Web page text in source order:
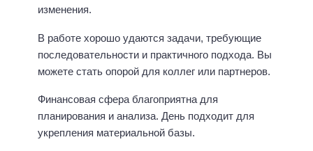
изменения.
В работе хорошо удаются задачи, требующие
последовательности и практичного подхода. Вы
можете стать опорой для коллег или партнеров.
Финансовая сфера благоприятна для
планирования и анализа. День подходит для
укрепления материальной базы.